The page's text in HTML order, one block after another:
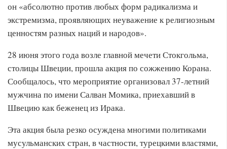
он «абсолютно против любых форм радикализма и
экстремизма, проявляющих неуважение к религиозным
ценностям разных наций и народов».
28 июня этого года возле главной мечети Стокгольма,
столицы Швеции, прошла акция по сожжению Корана.
Сообщалось, что мероприятие организовал 37-летний
мужчина по имени Салван Момика, приехавший в
Швецию как беженец из Ирака.
Эта акция была резко осуждена многими политиками
мусульманских стран, в частности, турецкими властями,